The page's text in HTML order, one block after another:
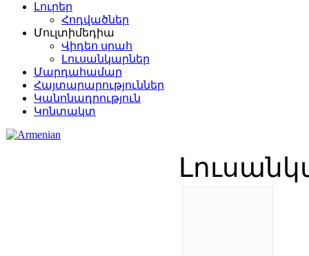
Լուրեր
Հոդվածներ
Մուլտիմեդիա
Վիդեո սրահ
Լուսանկարներ
Մարդահամար
Հայտարարություններ
Կանոնադրություն
Կոնտակտ